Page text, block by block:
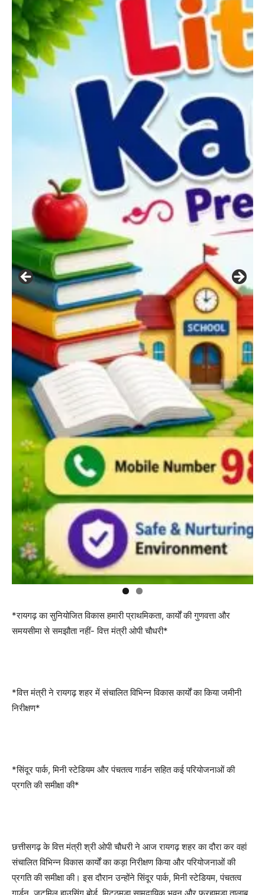
*रायगढ़ का सुनियोजित विकास हमारी प्राथमिकता, कार्यों की गुणवत्ता और
समयसीमा से समझौता नहीं- वित्त मंत्री ओपी चौधरी*
*वित्त मंत्री ने रायगढ़ शहर में संचालित विभिन्न विकास कार्यों का किया जमीनी
निरीक्षण*
*सिंदूर पार्क, मिनी स्टेडियम और पंचतत्व गार्डन सहित कई परियोजनाओं की
प्रगति की समीक्षा की*
छत्तीसगढ़ के वित्त मंत्री श्री ओपी चौधरी ने आज रायगढ़ शहर का दौरा कर वहां
संचालित विभिन्न विकास कार्यों का कड़ा निरीक्षण किया और परियोजनाओं की
प्रगति की समीक्षा की। इस दौरान उन्होंने सिंदूर पार्क, मिनी स्टेडियम, पंचतत्व